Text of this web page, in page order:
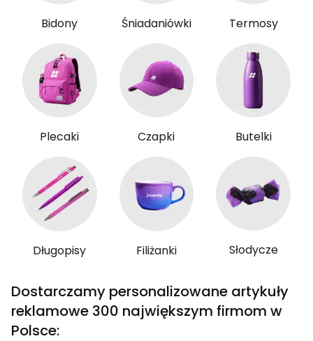
Bidony Śniadaniówki Termosy
Plecaki Czapki Butelki
Długopisy Filiżanki Słodycze
Dostarczamy personalizowane artykuły
reklamowe 300 największym firmom w
Polsce: